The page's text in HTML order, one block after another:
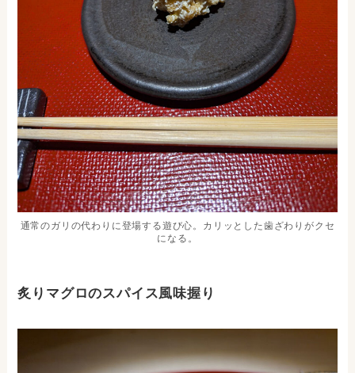
通常のガリの代わりに登場する遊び心。カリッとした歯ざわりがクセ
になる。
炙りマグロのスパイス風味握り